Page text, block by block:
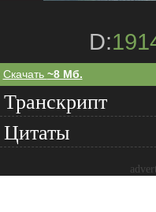
D:
Скачать ~8 Мб.
Транскрипт
Цитаты